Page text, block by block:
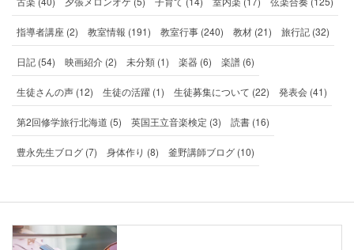
指導者講座 (2) 教室情報 (191) 教室行事 (240) 教材 (21) 旅行記 (32)
日記 (54) 映画紹介 (2) 未分類 (1) 楽器 (6) 楽譜 (6)
生徒さんの声 (12) 生徒の活躍 (1) 生徒募集について (22) 発表会 (41)
第2回修学旅行北海道 (5) 英国王立音楽検定 (3) 読書 (16)
豊永先生ブログ (7) 身体作り (8) 釜野講師ブログ (10)